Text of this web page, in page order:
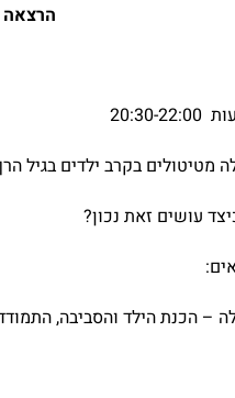
הרצאה 3#: מדריך מעשי לגמילה מטיטולים
מטיטולים בקרב ילדים בגיל
עושים זאת נכון?
– הכנת הילד והסביבה,